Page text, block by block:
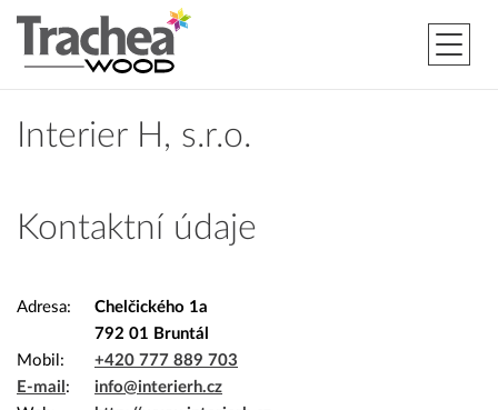
Interier H, s.r.o.
Kontaktní údaje
Adresa
Chelčického 1a
792 01 Bruntál
Mobil
+420 777 889 703
E-mail
info@interierh.cz